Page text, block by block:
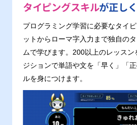
タイピングスキルが正し
プログラミング学習に必要なタイ
ットからローマ字入力まで独自の
ムで学びます。200以上のレッスン
ジションで単語や文を「早く」「
ルを身につけます。